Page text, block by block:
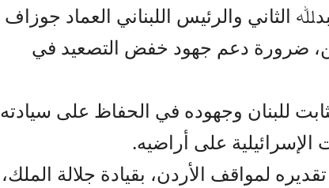
الثاني والرئيس اللبناني العماد جوزاف
ضرورة دعم جهود خفض التصعيد في
للبنان وجهوده في الحفاظ على سيادته
على أراضيه.
لمواقف الأردن، بقيادة جلالة الملك،